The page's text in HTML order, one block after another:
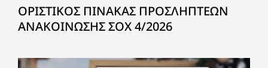
ΟΡΙΣΤΙΚΟΣ ΠΙΝΑΚΑΣ ΠΡΟΣΛΗΠΤΕΩΝ
ΑΝΑΚΟΙΝΩΣΗΣ ΣΟΧ 4/2026